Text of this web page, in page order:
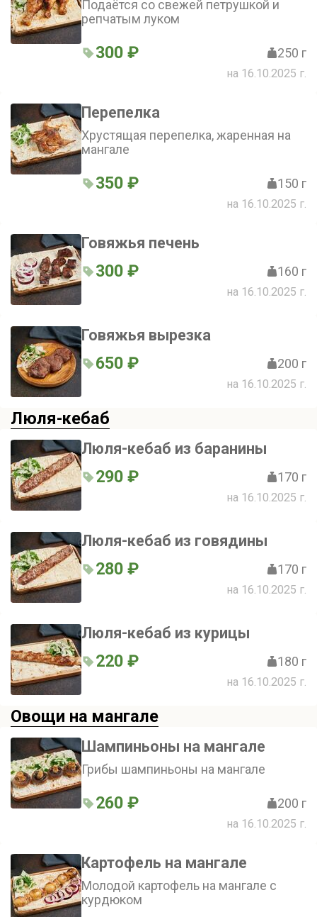
Подаётся со свежей петрушкой и
репчатым луком
300 ₽ 250 г
на 16.10.2025 г.
Перепелка
Хрустящая перепелка, жаренная на
мангале
350 ₽ 150 г
на 16.10.2025 г.
Говяжья печень
300 ₽ 160 г
на 16.10.2025 г.
Говяжья вырезка
650 ₽ 200 г
на 16.10.2025 г.
Люля-кебаб
Люля-кебаб из баранины
290 ₽ 170 г
на 16.10.2025 г.
Люля-кебаб из говядины
280 ₽ 170 г
на 16.10.2025 г.
Люля-кебаб из курицы
220 ₽ 180 г
на 16.10.2025 г.
Овощи на мангале
Шампиньоны на мангале
Грибы шампиньоны на мангале
260 ₽ 200 г
на 16.10.2025 г.
Картофель на мангале
Молодой картофель на мангале с
курдюком